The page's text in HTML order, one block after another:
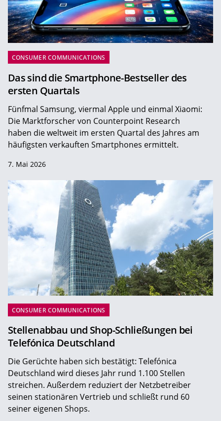
CONSUMER COMMUNICATIONS
Das sind die Smartphone-Bestseller des
ersten Quartals
Fünfmal Samsung, viermal Apple und einmal Xiaomi:
Die Marktforscher von Counterpoint Research
haben die weltweit im ersten Quartal des Jahres am
häufigsten verkauften Smartphones ermittelt.
7. Mai 2026
CONSUMER COMMUNICATIONS
Stellenabbau und Shop-Schließungen bei
Telefónica Deutschland
Die Gerüchte haben sich bestätigt: Telefónica
Deutschland wird dieses Jahr rund 1.100 Stellen
streichen. Außerdem reduziert der Netzbetreiber
seinen stationären Vertrieb und schließt rund 60
seiner eigenen Shops.